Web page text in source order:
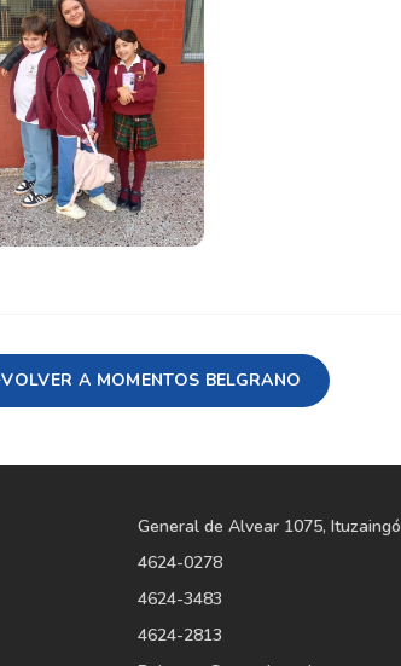
VOLVER A MOMENTOS BELGRANO
General de Alvear 1075, Ituzaingó
4624-0278
4624-3483
4624-2813